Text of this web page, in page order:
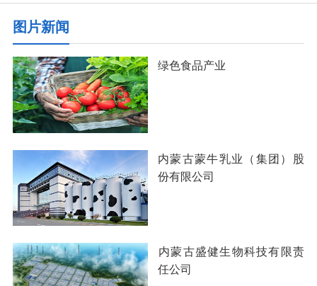
图片新闻
绿色食品产业
内蒙古蒙牛乳业（集团）股
份有限公司
​内蒙古盛健生物科技有限责
任公司